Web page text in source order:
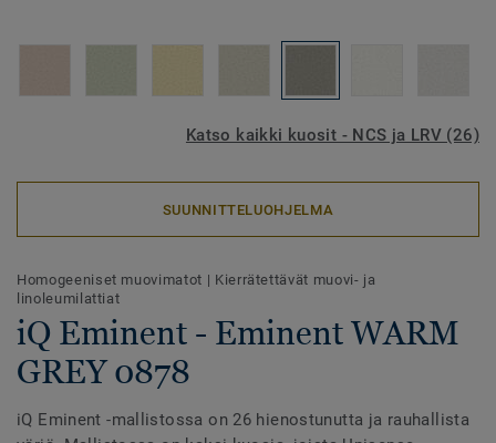
Katso kaikki kuosit - NCS ja LRV (26)
SUUNNITTELUOHJELMA
Homogeeniset muovimatot | Kierrätettävät muovi- ja
linoleumilattiat
iQ Eminent - Eminent WARM
GREY 0878
iQ Eminent -mallistossa on 26 hienostunutta ja rauhallista